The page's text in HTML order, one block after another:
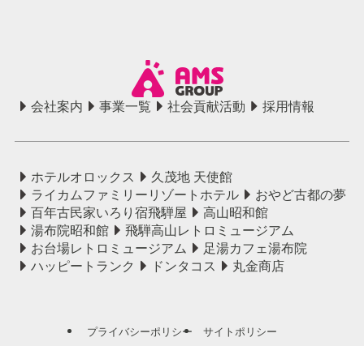
会社案内 事業一覧 社会貢献活動 採用情報
ホテルオロックス
久茂地 天使館
ライカムファミリーリゾートホテル
おやど古都の夢
百年古民家いろり宿飛騨屋
高山昭和館
湯布院昭和館
飛騨高山レトロミュージアム
お台場レトロミュージアム
足湯カフェ湯布院
ハッピートランク
ドンタコス 丸金商店
プライバシーポリシー サイトポリシー